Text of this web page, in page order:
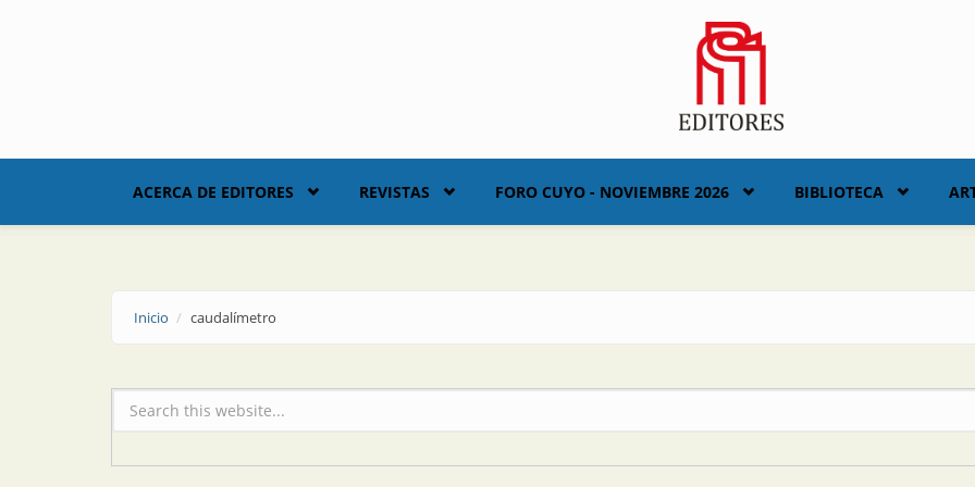
ACERCA DE EDITORES REVISTAS FORO CUYO - NOVIEMBRE 2026 BIBLIOTECA
Inicio caudalímetro
Formulario de búsqueda